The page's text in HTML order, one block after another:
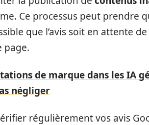
Ce processus peut prendre
que l’avis soit en attente
page.
de marque dans les IA
négliger
régulièrement vos avis